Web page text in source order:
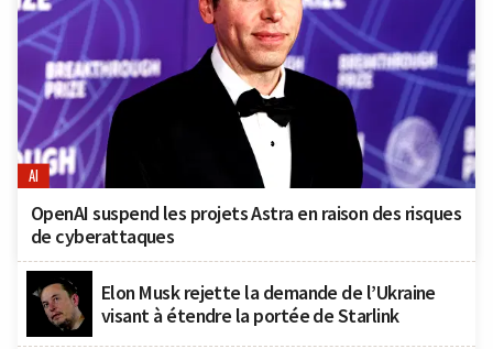
AI
OpenAI suspend les projets Astra en raison des risques
de cyberattaques
Elon Musk rejette la demande de l’Ukraine
visant à étendre la portée de Starlink